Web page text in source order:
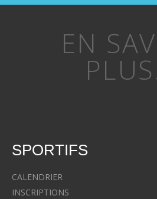
EN
SPORTIFS
CALENDRIER
INSCRIPTIONS